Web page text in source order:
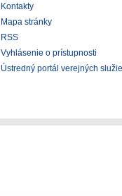
Kontakty
Mapa stránky
RSS
Vyhlásenie o prístupnosti
Ústredný portál verejných